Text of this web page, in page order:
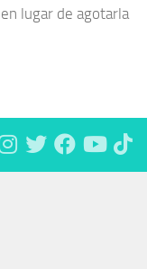
lugar de agotarla